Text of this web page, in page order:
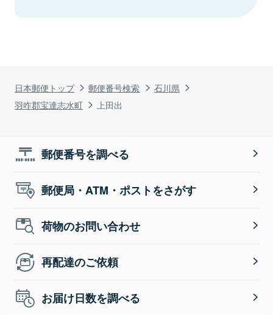
日本郵便トップ 郵便番号検索
石川県
羽咋郡宝達志水町
上田出
郵便番号を調べる
郵便局・ATM・ポストをさがす
荷物のお問い合わせ
再配達のご依頼
お届け日数を調べる